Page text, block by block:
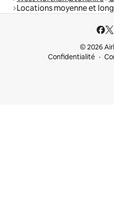
Locations moyenne et
© 2026
Confidentialité